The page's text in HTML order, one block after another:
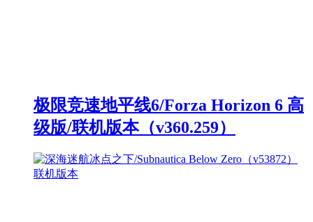
极限竞速地平线6/Forza Horizon 6 高
级版/联机版本（v360.259）